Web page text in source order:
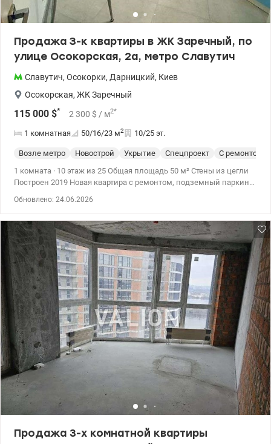
Продажа З-к квартиры в ЖК Заречный, по
улице Осокорская, 2а, метро Славутич
Славутич, Осокорки, Дарницкий, Киев
Осокорская, ЖК Заречный
115 000 $* 2 300 $ / м2*
1 комнатная 50/16/23 м2 10/25 эт.
Возле метро Новострой Укрытие Спецпроект
С ремонтом
1 комната · 10 этаж из 25 Общая площадь 50 м² Стены из цегли
Построен 2019 Новая квартира с ремонтом, подземный паркинг,
паркинг. Развитая инфраструктура, метро Славутич пешком 5
мин., рядом магазин Фора, детский сад, спортивные площадки,
детские площадки, продуктовые магазины, студии массажа,
салон красоты, аптека, химчистка, кофейни, кафе и рестораны,
фитнес центр, гипермаркет Novus, ТЦ Аркадия, ТРЦ River Mall,
Эпицентр, спортивный клуб Sport Life на Осокорки. т.044 200 10
80 valion.ua/1125827
Обновлено: 24.06.2026
Продажа 3-х комнатной квартиры